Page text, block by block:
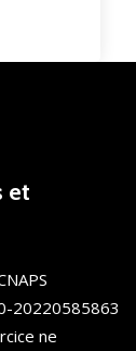
et
20220585863
ne